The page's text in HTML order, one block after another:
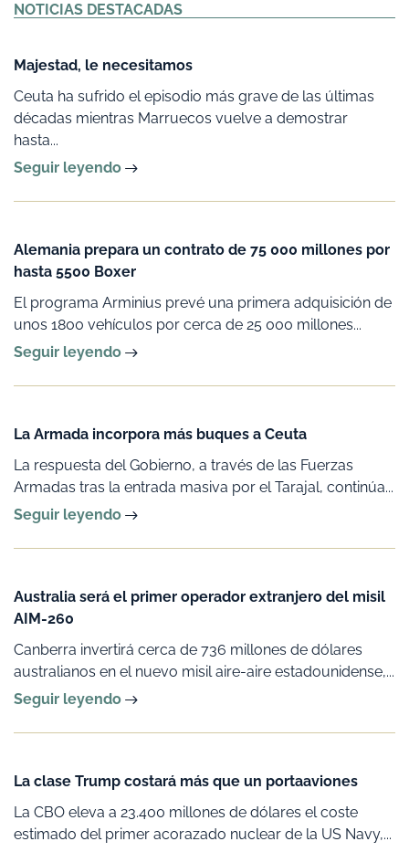
NOTICIAS DESTACADAS
Majestad, le necesitamos
Ceuta ha sufrido el episodio más grave de las últimas
décadas mientras Marruecos vuelve a demostrar
hasta...
Seguir leyendo
Alemania prepara un contrato de 75 000 millones por
hasta 5500 Boxer
El programa Arminius prevé una primera adquisición de
unos 1800 vehículos por cerca de 25 000 millones...
Seguir leyendo
La Armada incorpora más buques a Ceuta
La respuesta del Gobierno, a través de las Fuerzas
Armadas tras la entrada masiva por el Tarajal, continúa...
Seguir leyendo
Australia será el primer operador extranjero del misil
AIM-260
Canberra invertirá cerca de 736 millones de dólares
australianos en el nuevo misil aire-aire estadounidense,...
Seguir leyendo
La clase Trump costará más que un portaaviones
La CBO eleva a 23.400 millones de dólares el coste
estimado del primer acorazado nuclear de la US Navy,...